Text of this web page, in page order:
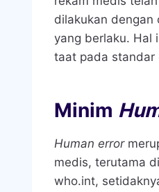
dilakukan dengan
yang berlaku. Hal
taat pada standar
Minim
Human error
medis, terutama
who.int,